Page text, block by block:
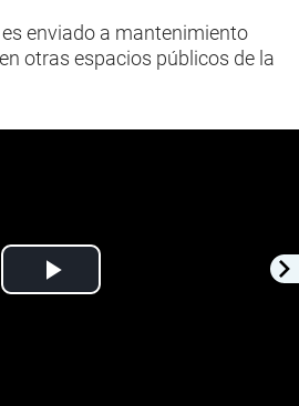
enviado a mantenimiento
otras espacios públicos de la
Play